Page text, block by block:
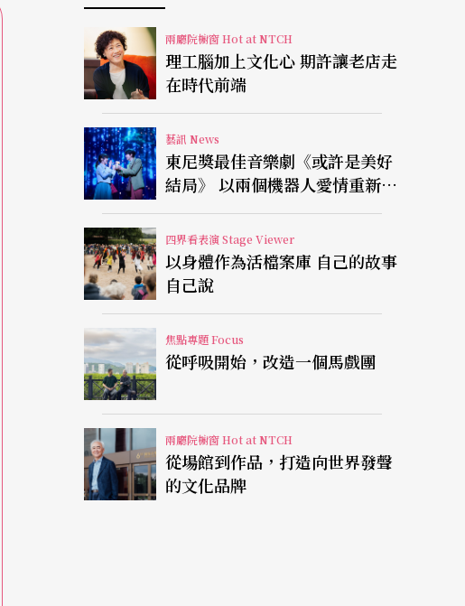
兩廳院櫥窗 Hot at NTCH
理工腦加上文化心 期許讓老店走
在時代前端
藝訊 News
東尼獎最佳音樂劇《或許是美好
結局》 以兩個機器人愛情重新凝
視有限人生
四界看表演 Stage Viewer
以身體作為活檔案庫 自己的故事
自己說
焦點專題 Focus
從呼吸開始，改造一個馬戲團
兩廳院櫥窗 Hot at NTCH
從場館到作品，打造向世界發聲
的文化品牌